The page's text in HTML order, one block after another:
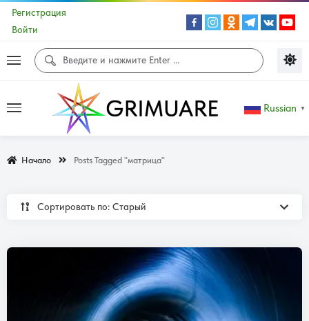
Регистрация
Войти
Russian ▼
Начало Posts Tagged "матрица"
Сортировать по: Cтарый